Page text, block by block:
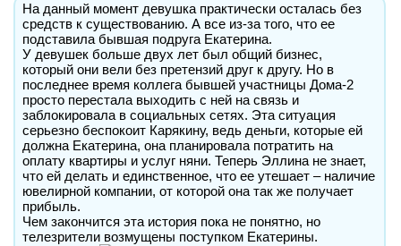
На данный момент девушка практически осталась без
средств к существованию. А все из-за того, что ее
подставила бывшая подруга Екатерина.
У девушек больше двух лет был общий бизнес,
который они вели без претензий друг к другу. Но в
последнее время коллега бывшей участницы Дома-2
просто перестала выходить с ней на связь и
заблокировала в социальных сетях. Эта ситуация
серьезно беспокоит Карякину, ведь деньги, которые ей
должна Екатерина, она планировала потратить на
оплату квартиры и услуг няни. Теперь Эллина не знает,
что ей делать и единственное, что ее утешает – наличие
ювелирной компании, от которой она так же получает
прибыль.
Чем закончится эта история пока не понятно, но
телезрители возмущены поступком Екатерины.